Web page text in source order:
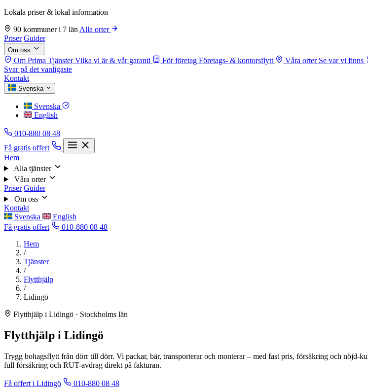
Lokala priser & lokal information
90 kommuner i 7 län Alla orter
Priser Guider
Om oss
Om Prima Tjänster Vilka vi är & vår garanti För företag Företags- & kontorsflytt Våra orter Se var vi finns
Svar på det vanligaste
Kontakt
Svenska
Svenska
English
010-880 08 48
Få gratis offert
Hem
Alla tjänster
Våra orter
Priser Guider
Om oss
Kontakt
Svenska
English
Få gratis offert
010-880 08 48
Hem
/
Tjänster
/
Flytthjälp
/
Lidingö
Flytthjälp i Lidingö · Stockholms län
Flytthjälp i Lidingö
Trygg bohagsflytt från dörr till dörr. Vi packar, bär, transporterar och monterar – med fast pris, försäkring och
full försäkring och RUT-avdrag direkt på fakturan.
Få offert i Lidingö 010-880 08 48